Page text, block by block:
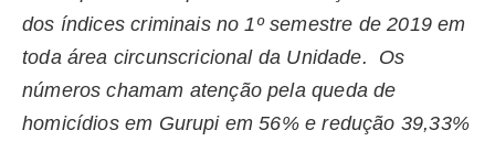
dos índices criminais no 1º semestre de 2019 em
toda área circunscricional da Unidade. Os
números chamam atenção pela queda de
homicídios em Gurupi em 56% e redução 39,33%